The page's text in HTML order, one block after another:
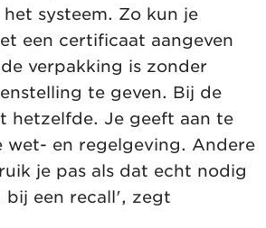
systeem. Zo kun je
een certificaat aangeven
verpakking is zonder
te geven. Bij de
hetzelfde. Je geeft aan te
wet- en regelgeving. Andere
je pas als dat echt nodig
bij een recall', zegt